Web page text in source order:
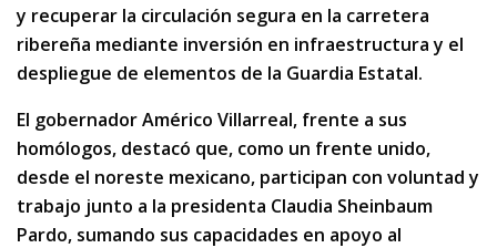
y recuperar la circulación segura en la carretera
ribereña mediante inversión en infraestructura y el
despliegue de elementos de la Guardia Estatal.
El gobernador Américo Villarreal, frente a sus
homólogos, destacó que, como un frente unido,
desde el noreste mexicano, participan con voluntad y
trabajo junto a la presidenta Claudia Sheinbaum
Pardo, sumando sus capacidades en apoyo al